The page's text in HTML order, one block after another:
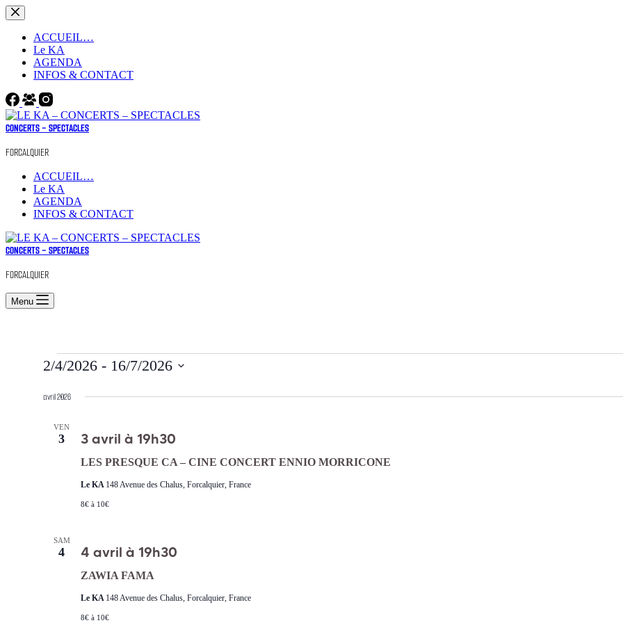
Passer
au
contenuACCUEIL…
Le KA
AGENDA
INFOS & CONTACT
CONCERTS - SPECTACLES
FORCALQUIER
ACCUEIL…
Le KA
AGENDA
INFOS & CONTACT
CONCERTS - SPECTACLES
FORCALQUIER
Menu
Évènements
2/4/2026 - 16/7/2026
une
avril 2026
VEN
3
LES PRESQUE CA – CINE CONCERT ENNIO MORRICONE
3 avril à 19h30
Le KA 148 Avenue des Chalus, Forcalquier, France
8€ à 10€
SAM
4
ZAWIA FAMA
4 avril à 19h30
Le KA 148 Avenue des Chalus, Forcalquier, France
8€ à 10€